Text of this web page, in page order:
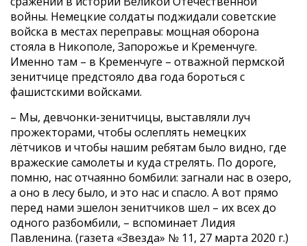
войны. Немецкие солдаты поджидали советские
войска в местах переправы: мощная оборона
стояла в Никополе, Запорожье и Кременчуге.
Именно там – в Кременчуге – отважной пермской
зенитчице предстояло два года бороться с
фашистскими войсками.
– Мы, девчонки-зенитчицы, выставляли луч
прожекторами, чтобы ослеплять немецких
лётчиков и чтобы нашим ребятам было видно, где
вражеские самолеты и куда стрелять. По дороге,
помню, нас отчаянно бомбили: загнали нас в озеро,
а оно в лесу было, и это нас и спасло. А вот прямо
перед нами эшелон зенитчиков шел – их всех до
одного разбомбили, – вспоминает Лидия
Павленина. (газета «Звезда» № 11, 27 марта 2020 г.)